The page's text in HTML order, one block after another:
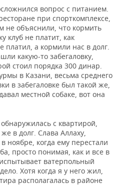
вопрос с питанием.
при спорткомплексе,
не объяснили, что кормить
клуб не платит, как
платил, а кормили нас в долг.
какую-то забегаловку,
стоил порядка 300 динар.
в Казани, весьма среднего
в забегаловке был такой же,
местной собаке, вот она
с квартирой,
в долг. Слава Аллаху,
ноябре, когда ему перестали
просто понимая, как и все в
ватерпольный
Хотя когда я у него жил,
располагалась в районе